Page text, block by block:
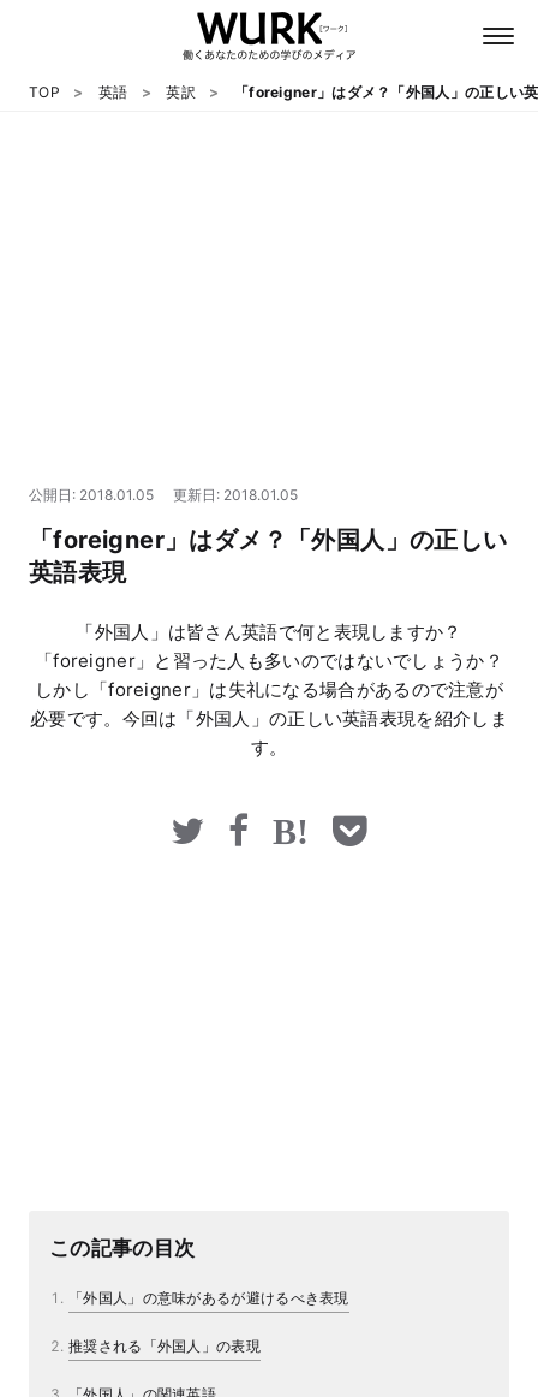
マネー
TOP 英語 英訳 「foreigner」はダメ？「外国人」の正しい
公開日: 2018.01.05 更新日: 2018.01.05
「foreigner」はダメ？「外国人」の正しい
英語表現
「外国人」は皆さん英語で何と表現しますか？
「foreigner」と習った人も多いのではないでしょうか？
しかし「foreigner」は失礼になる場合があるので注意が
必要です。今回は「外国人」の正しい英語表現を紹介しま
す。
この記事の目次
「外国人」の意味があるが避けるべき表現
推奨される「外国人」の表現